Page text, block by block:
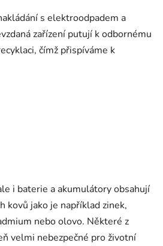
s elektroodpadem a
zařízení putují k odbornému
čímž přispíváme k
i baterie a akumulátory obsahují
kovů jako je například zinek,
nebo olovo. Některé z
velmi nebezpečné pro životní